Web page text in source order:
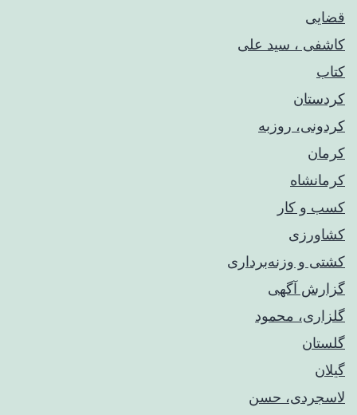
قضایی
کاشفی ، سید علی
کتاب
کردستان
کردونی، روزبه
کرمان
کرمانشاه
کسب و کار
کشاورزی
کشتی و وزنه‌برداری
گزارش آگهی
گلزاری، محمود
گلستان
گیلان
لاسجردی، حسن